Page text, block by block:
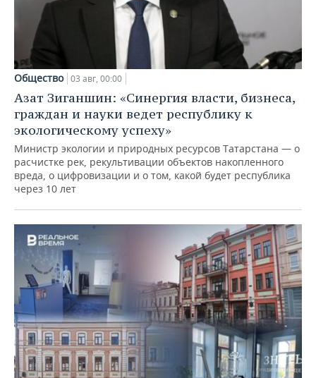
Общество 03 авг, 00:00
Азат Зиганшин: «Синергия власти, бизнеса,
граждан и науки ведет республику к
экологическому успеху»
Министр экологии и природных ресурсов Татарстана — о
расчистке рек, рекультивации объектов накопленного
вреда, о цифровизации и о том, какой будет республика
через 10 лет